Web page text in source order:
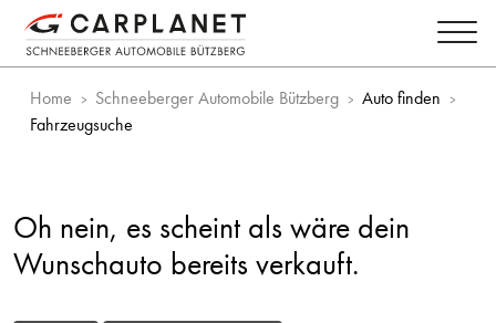
Home Schneeberger Automobile Bützberg
Auto finden
Fahrzeugsuche
Oh nein, es scheint als wäre dein
Wunschauto bereits verkauft.